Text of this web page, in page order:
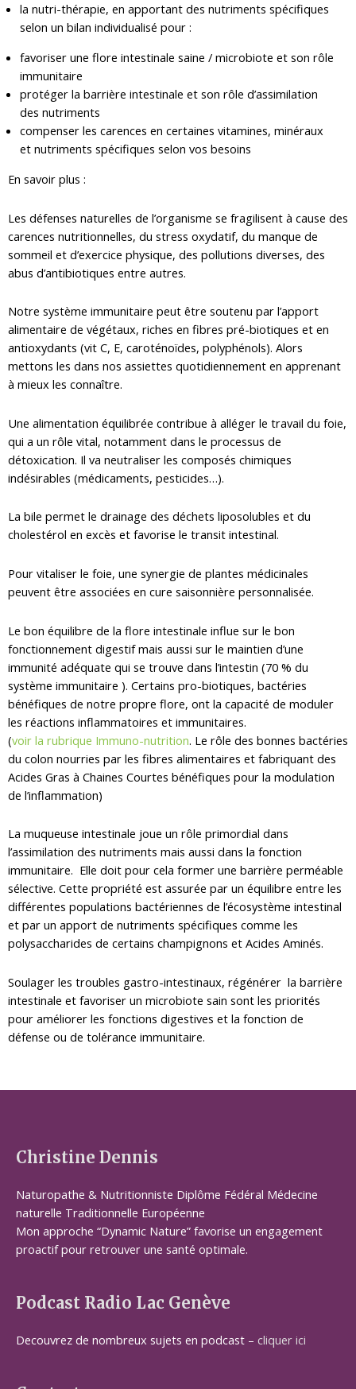
la nutri-thérapie, en apportant des nutriments spécifiques
selon un bilan individualisé pour :
favoriser une flore intestinale saine / microbiote et son rôle
immunitaire
protéger la barrière intestinale et son rôle d’assimilation
des nutriments
compenser les carences en certaines vitamines, minéraux
et nutriments spécifiques selon vos besoins
En savoir plus :
Les défenses naturelles de l’organisme se fragilisent à cause des
carences nutritionnelles, du stress oxydatif, du manque de
sommeil et d’exercice physique, des pollutions diverses, des
abus d’antibiotiques entre autres.
Notre système immunitaire peut être soutenu par l’apport
alimentaire de végétaux, riches en fibres pré-biotiques et en
antioxydants (vit C, E, caroténoïdes, polyphénols). Alors
mettons les dans nos assiettes quotidiennement en apprenant
à mieux les connaître.
Une alimentation équilibrée contribue à alléger le travail du foie,
qui a un rôle vital, notamment dans le processus de
détoxication. Il va neutraliser les composés chimiques
indésirables (médicaments, pesticides…).
La bile permet le drainage des déchets liposolubles et du
cholestérol en excès et favorise le transit intestinal.
Pour vitaliser le foie, une synergie de plantes médicinales
peuvent être associées en cure saisonnière personnalisée.
Le bon équilibre de la flore intestinale influe sur le bon
fonctionnement digestif mais aussi sur le maintien d’une
immunité adéquate qui se trouve dans l’intestin (70 % du
système immunitaire ). Certains pro-biotiques, bactéries
bénéfiques de notre propre flore, ont la capacité de moduler
les réactions inflammatoires et immunitaires.
(voir la rubrique Immuno-nutrition. Le rôle des bonnes bactéries
du colon nourries par les fibres alimentaires et fabriquant des
Acides Gras à Chaines Courtes bénéfiques pour la modulation
de l’inflammation)
La muqueuse intestinale joue un rôle primordial dans
l’assimilation des nutriments mais aussi dans la fonction
immunitaire. Elle doit pour cela former une barrière perméable
sélective. Cette propriété est assurée par un équilibre entre les
différentes populations bactériennes de l’écosystème intestinal
et par un apport de nutriments spécifiques comme les
polysaccharides de certains champignons et Acides Aminés.
Soulager les troubles gastro-intestinaux, régénérer la barrière
intestinale et favoriser un microbiote sain sont les priorités
pour améliorer les fonctions digestives et la fonction de
défense ou de tolérance immunitaire.
Christine Dennis
Naturopathe & Nutritionniste Diplôme Fédéral Médecine
naturelle Traditionnelle Européenne
Mon approche “Dynamic Nature” favorise un engagement
proactif pour retrouver une santé optimale.
Podcast Radio Lac Genève
Decouvrez de nombreux sujets en podcast – cliquer ici